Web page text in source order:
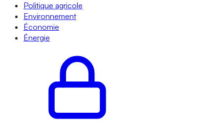
Politique agricole
Environnement
Économie
Énergie